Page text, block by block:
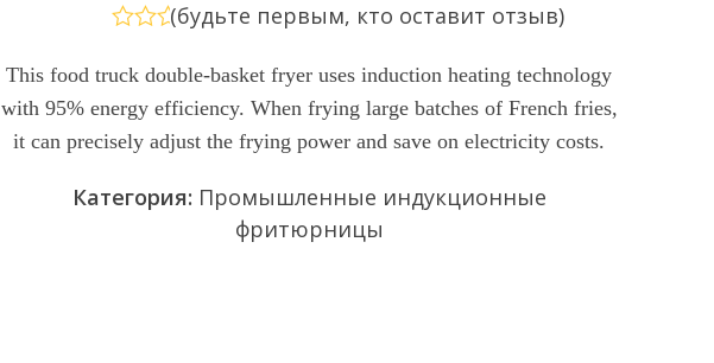
0
5
(будьте первым, кто оставит отзыв)
This food truck double-basket fryer uses induction heating technology
with 95% energy efficiency. When frying large batches of French fries,
it can precisely adjust the frying power and save on electricity costs.
Категория: Промышленные индукционные
фритюрницы